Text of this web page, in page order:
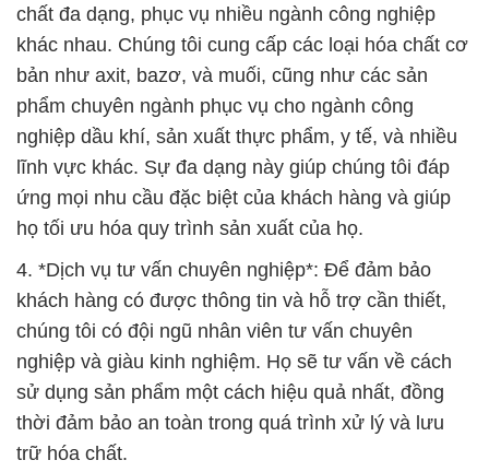
chất đa dạng, phục vụ nhiều ngành công nghiệp
khác nhau. Chúng tôi cung cấp các loại hóa chất cơ
bản như axit, bazơ, và muối, cũng như các sản
phẩm chuyên ngành phục vụ cho ngành công
nghiệp dầu khí, sản xuất thực phẩm, y tế, và nhiều
lĩnh vực khác. Sự đa dạng này giúp chúng tôi đáp
ứng mọi nhu cầu đặc biệt của khách hàng và giúp
họ tối ưu hóa quy trình sản xuất của họ.
4. *Dịch vụ tư vấn chuyên nghiệp*: Để đảm bảo
khách hàng có được thông tin và hỗ trợ cần thiết,
chúng tôi có đội ngũ nhân viên tư vấn chuyên
nghiệp và giàu kinh nghiệm. Họ sẽ tư vấn về cách
sử dụng sản phẩm một cách hiệu quả nhất, đồng
thời đảm bảo an toàn trong quá trình xử lý và lưu
trữ hóa chất.